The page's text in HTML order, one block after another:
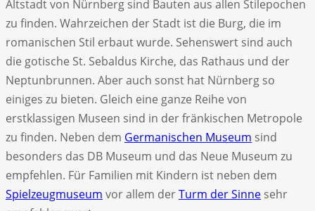
Altstadt von Nürnberg sind Bauten aus allen Stilepochen
zu finden. Wahrzeichen der Stadt ist die Burg, die im
romanischen Stil erbaut wurde. Sehenswert sind auch
die gotische St. Sebaldus Kirche, das Rathaus und der
Neptunbrunnen. Aber auch sonst hat Nürnberg so
einiges zu bieten. Gleich eine ganze Reihe von
erstklassigen Museen sind in der fränkischen Metropole
zu finden. Neben dem Germanischen Museum sind
besonders das DB Museum und das Neue Museum zu
empfehlen. Für Familien mit Kindern ist neben dem
Spielzeugmuseum vor allem derTurm der Sinne sehr